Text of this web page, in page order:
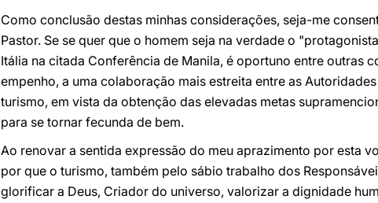
Como conclusão destas minhas considerações, seja-me
Pastor. Se se quer que o homem seja na verdade o
Itália na citada Conferência de Manila, é oportuno entre outras
empenho, a uma colaboração mais estreita entre as
turismo, em vista da obtenção das elevadas metas
para se tornar fecunda de bem.
Ao renovar a sentida expressão do meu aprazimento por esta
por que o turismo, também pelo sábio trabalho dos
glorificar a Deus, Criador do universo, valorizar a dignidade